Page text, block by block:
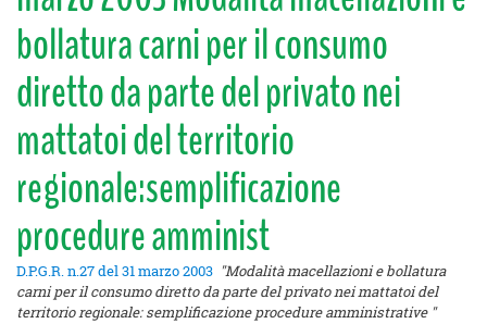
bollatura carni per il consumo
diretto da parte del privato nei
mattatoi del territorio
regionale:semplificazione
procedure amminist
D.P.G.R. n.27 del 31 marzo 2003 "Modalità macellazioni e bollatura
carni per il consumo diretto da parte del privato nei mattatoi del
territorio regionale: semplificazione procedure amministrative "